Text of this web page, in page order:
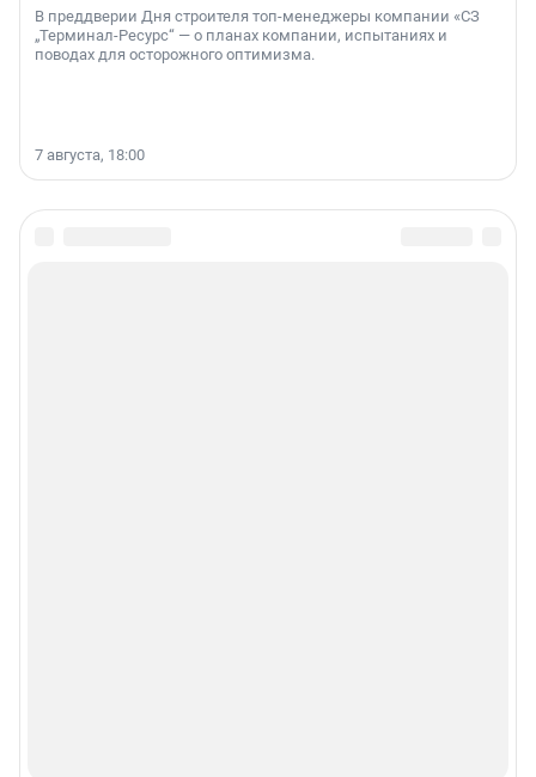
В преддверии Дня строителя топ-менеджеры компании «СЗ
„Терминал-Ресурс“ — о планах компании, испытаниях и
поводах для осторожного оптимизма.
7 августа, 18:00